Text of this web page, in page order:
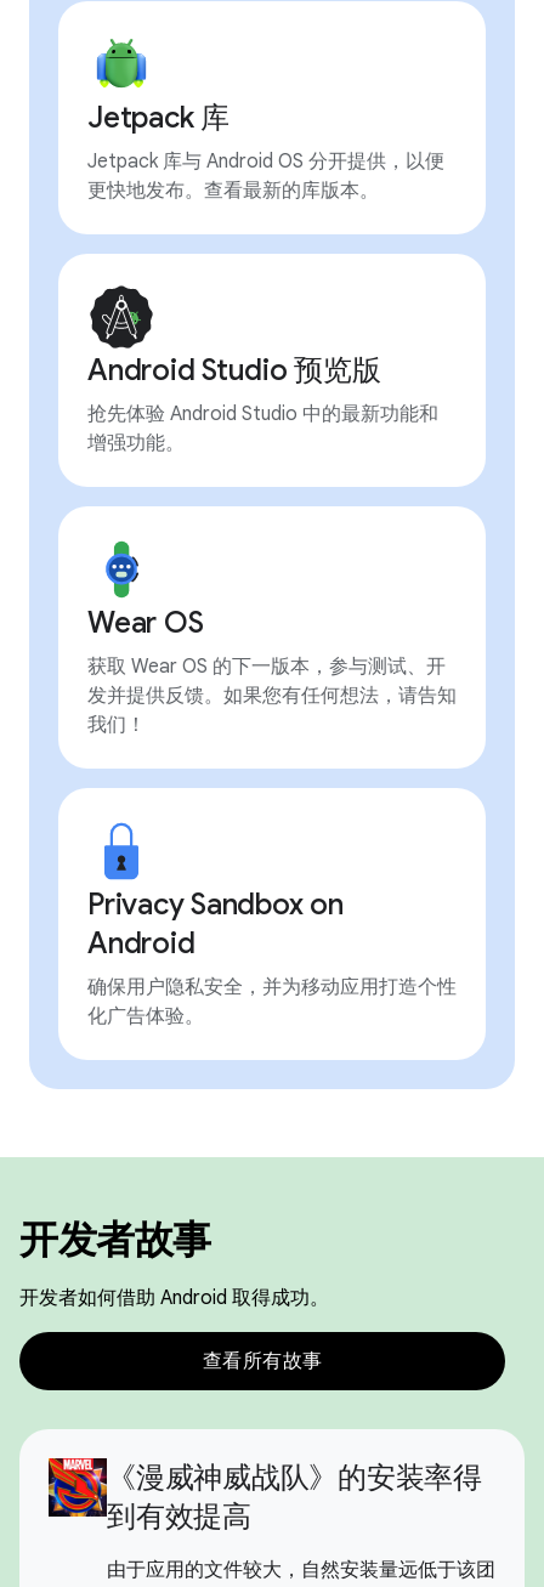
Jetpack 库
Jetpack 库与 Android OS 分开提供，以便
更快地发布。查看最新的库版本。
Android Studio 预览版
抢先体验 Android Studio 中的最新功能和
增强功能。
Wear OS
获取 Wear OS 的下一版本，参与测试、开
发并提供反馈。如果您有任何想法，请告知
我们！
Privacy Sandbox on
Android
确保用户隐私安全，并为移动应用打造个性
化广告体验。
开发者故事
开发者如何借助 Android 取得成功。
查看所有故事
《漫威神威战队》的安装率得
到有效提高
由于应用的文件较大，自然安装量远低于该团